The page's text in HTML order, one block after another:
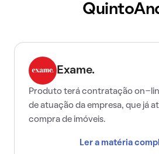
Exame.
Produto terá contratação on-
de atuação da empresa, que já
compra de imóveis.
Ler a matéria